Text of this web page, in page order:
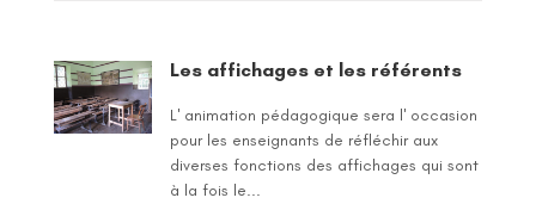
Les affichages et les référents
L' animation pédagogique sera l' occasion
pour les enseignants de réfléchir aux
diverses fonctions des affichages qui sont
à la fois le...